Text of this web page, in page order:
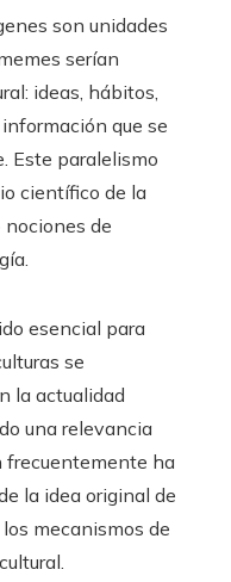
son unidades
serían
ideas, hábitos,
que se
Este paralelismo
científico de la
de
esencial para
se
la actualidad
una relevancia
frecuentemente ha
la idea original de
mecanismos de